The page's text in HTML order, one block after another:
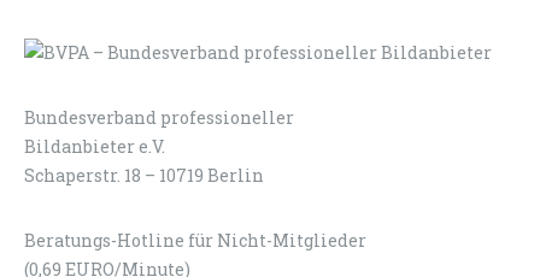
Bundesverband professioneller
Bildanbieter e.V.
Schaperstr. 18 – 10719 Berlin
Beratungs-Hotline für Nicht-Mitglieder
(0,69 EURO/Minute)